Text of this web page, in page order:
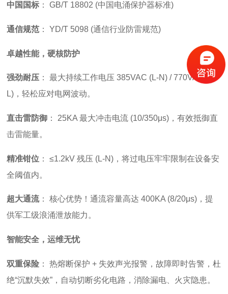
中国国标 ： GB/T 18802 (中国电涌保护器标准)
通信规范 ： YD/T 5098 (通信行业防雷规范)
卓越性能，硬核防护
强劲耐压 ：
最大持续工作电压 385VAC (L-N) / 770VAC (L-
L)，轻松应对电网波动。
直击雷防御 ：
25KA 最大冲击电流 (10/350μs)，有效抵御直
击雷能量。
精准钳位 ：
≤1.2kV 残压 (L-N)，将过电压牢牢限制在设备安
全阈值内。
超大通流：
核心优势！通流容量高达 400KA (8/20μs)，提
供军工级浪涌泄放能力。
智能安全，运维无忧
双重保险 ：
热熔断保护 + 失效声光报警，故障即时告警，杜
绝“沉默失效”，自动切断劣化电路，消除漏电、火灾隐患。